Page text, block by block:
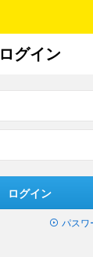
ログイン
ログイン
パスワ